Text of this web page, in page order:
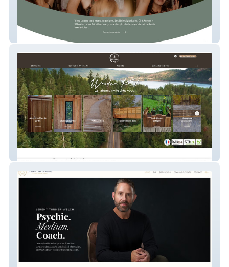
Les Belles Musiques